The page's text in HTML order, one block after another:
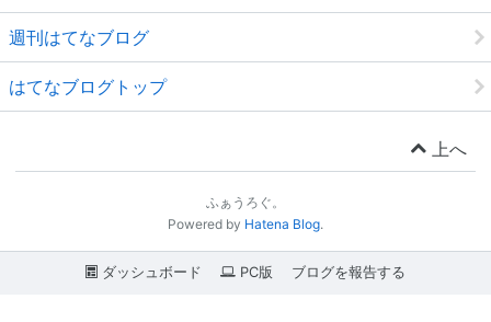
週刊はてなブログ
はてなブログトップ
上へ
ふぁうろぐ。
Powered by Hatena Blog.
ダッシュボード PC版 ブログを報告する